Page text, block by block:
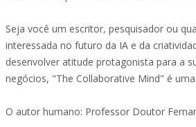
Seja você um escritor, pesquisador ou
interessada no futuro da IA e da
desenvolver atitude protagonista para a
negócios, "The Collaborative Mind" é
O autor humano: Professor Doutor